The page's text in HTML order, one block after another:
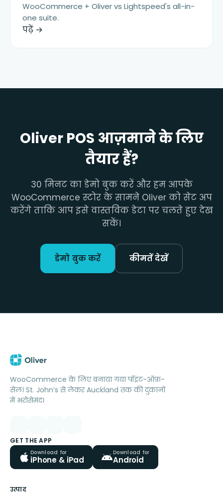
WooCommerce + Oliver vs Lightspeed's all-in-
one suite.
पढ़ें →
Oliver POS आज़माने के लिए
तैयार हैं?
30 मिनट का डेमो बुक करें और हम आपके
WooCommerce स्टोर के सामने Oliver को सेट अप
करेंगे ताकि आप इसे वास्तविक डेटा पर चलते हुए देख
सकें।
डेमो बुक करें कीमतें देखें
WooCommerce के लिए बनाया गया पॉइंट-ऑफ़-
सेल। St. John’s से लेकर Auckland तक की दुकानों
में भरोसेमंद।
GET THE APP
Download for
iPhone & iPad
Download for
Android
उत्पाद